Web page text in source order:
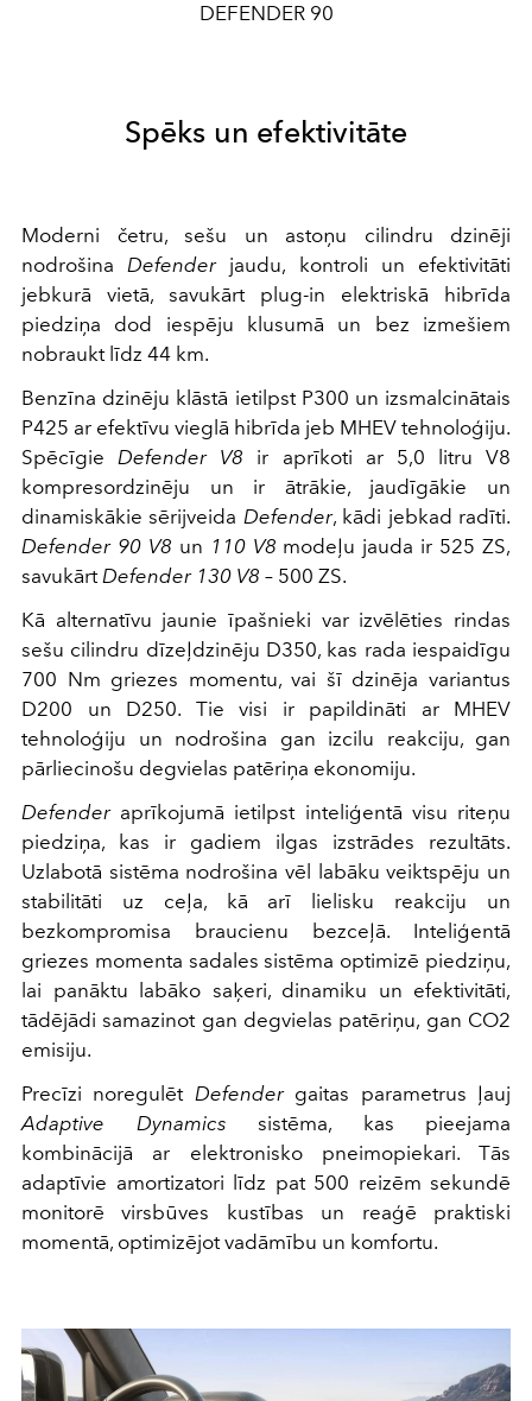
DEFENDER 90
Spēks un efektivitāte
Moderni četru, sešu un astoņu cilindru dzinēji
nodrošinaDefenderjaudu, kontroli un efektivitāti
jebkurā vietā, savukārt plug-in elektriskā hibrīda
piedziņa dod iespēju klusumā un bez izmešiem
nobraukt līdz 44 km.
Benzīna dzinēju klāstā ietilpst P300 un izsmalcinātais
P425 ar efektīvu vieglā hibrīda jeb MHEV tehnoloģiju.
SpēcīgieDefender V8 ir aprīkoti ar 5,0 litru V8
kompresordzinēju un ir ātrākie, jaudīgākie un
dinamiskākie sērijveida Defender, kādi jebkad radīti.
Defender 90 V8 un 110 V8 modeļu jauda ir 525 ZS,
savukārtDefender 130 V8 – 500 ZS.
Kā alternatīvu jaunie īpašnieki var izvēlēties rindas
sešu cilindru dīzeļdzinēju D350, kas rada iespaidīgu
700 Nm griezes momentu, vai šī dzinēja variantus
D200 un D250. Tie visi ir papildināti ar MHEV
tehnoloģiju un nodrošina gan izcilu reakciju, gan
pārliecinošu degvielas patēriņa ekonomiju.
Defenderaprīkojumā ietilpst inteliģentā visu riteņu
piedziņa, kas ir gadiem ilgas izstrādes rezultāts.
Uzlabotā sistēma nodrošina vēl labāku veiktspēju un
stabilitāti uz ceļa, kā arī lielisku reakciju un
bezkompromisa braucienu bezceļā. Inteliģentā
griezes momenta sadales sistēma optimizē piedziņu,
lai panāktu labāko saķeri, dinamiku un efektivitāti,
tādējādi samazinot gan degvielas patēriņu, gan CO2
emisiju.
Precīzi noregulēt Defendergaitas parametrus ļauj
Adaptive Dynamics sistēma, kas pieejama
kombinācijā ar elektronisko pneimopiekari. Tās
adaptīvie amortizatori līdz pat 500 reizēm sekundē
monitorē virsbūves kustības un reaģē praktiski
momentā, optimizējot vadāmību un komfortu.